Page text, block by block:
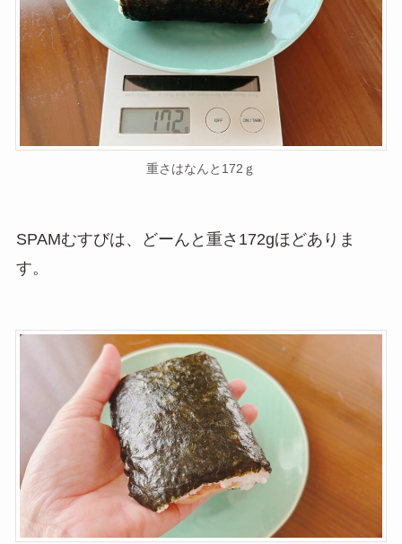
重さはなんと172ｇ
SPAMむすびは、どーんと重さ172gほどありま
す。